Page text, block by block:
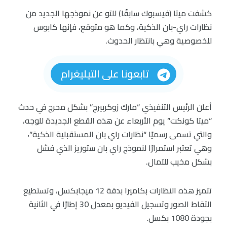
كشفت ميتا (فيسبوك سابقًا) للتو عن نموذجها الجديد من
نظارات راي-بان الذكية، وكما هو متوقع، فإنها كابوس
للخصوصية وهي بانتظار الحدوث.
تابعونا على التيليغرام
أعلن الرئيس التنفيذي “مارك زوكربيرج” بشكل محرج في حدث
“ميتا كونكت” يوم الأربعاء عن هذه القطع الجديدة للوجه،
والتي تسمى رسميًا “نظارات راي بان المستقبلية الذكية”،
وهي تعتبر استمرارًا لنموذج راي بان ستوريز الذي فشل
بشكل مخيب للآمال.
تتميز هذه النظارات بكاميرا بدقة 12 ميجابكسل، وتستطيع
التقاط الصور وتسجيل الفيديو بمعدل 30 إطارًا في الثانية
بجودة 1080 بكسل.